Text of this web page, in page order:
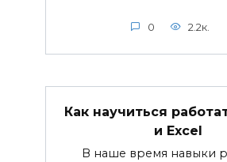
0 2.2к.
Как научиться
и Excel
В наше время навыки